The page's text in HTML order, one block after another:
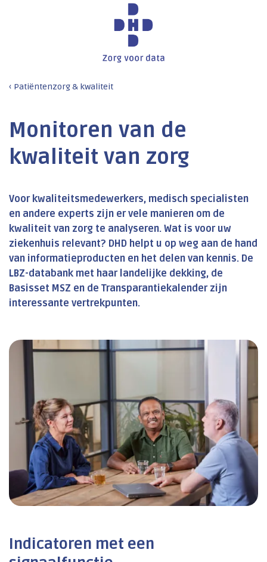
Patiëntenzorg & kwaliteit
Monitoren van de
kwaliteit van zorg
Voor kwaliteitsmedewerkers, medisch specialisten
en andere experts zijn er vele manieren om de
kwaliteit van zorg te analyseren. Wat is voor uw
ziekenhuis relevant? DHD helpt u op weg aan de hand
van informatieproducten en het delen van kennis. De
LBZ-databank met haar landelijke dekking, de
Basisset MSZ en de Transparantiekalender zijn
interessante vertrekpunten.
Indicatoren met een